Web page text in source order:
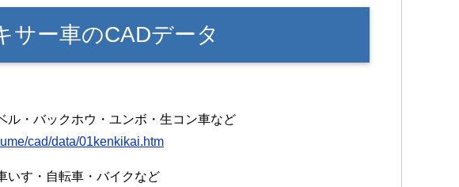
サー車のCADデータ
ル・バックホウ・ユンボ・生コン車など
cad/data/01kenkikai.htm
いす・自転車・バイクなど